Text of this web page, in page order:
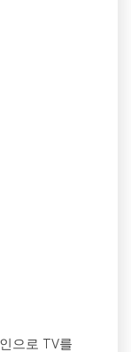
으로 TV를